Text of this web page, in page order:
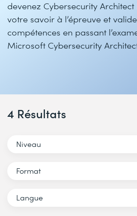
devenez Cybersecurity
votre savoir à l’épreuve et
compétences en passant
Microsoft Cybersecurity
4 Résultats
Niveau
Format
Langue